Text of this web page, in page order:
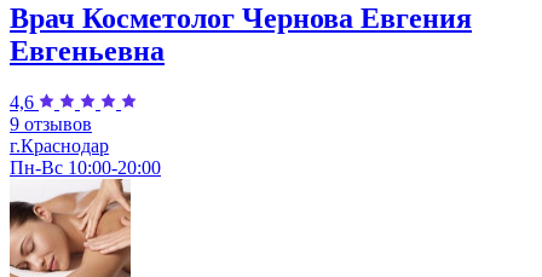
Врач Косметолог Чернова Евгения
Евгеньевна
4,6
9 отзывов
г.Краснодар
Пн-Вс 10:00-20:00